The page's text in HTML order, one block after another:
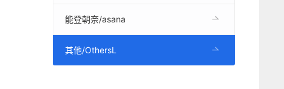
能登朝奈/asana
其他/OthersL